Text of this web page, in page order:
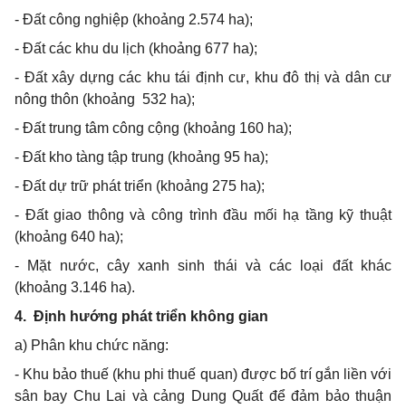
- Đất công nghiệp (khoảng 2.574 ha);
- Đất các khu du lịch (khoảng 677 ha);
- Đất xây dựng các khu tái định cư, khu đô thị và dân cư
nông thôn (khoảng 532 ha);
- Đất trung tâm công cộng (khoảng 160 ha);
- Đất kho tàng tập trung (khoảng 95 ha);
- Đất dự trữ phát triển (khoảng 275 ha);
- Đất giao thông và công trình đầu mối hạ tầng kỹ thuật
(khoảng 640 ha);
- Mặt nước, cây xanh sinh thái và các loại đất khác
(khoảng 3.146 ha).
4. Định hướng phát triển không gian
a) Phân khu chức năng:
- Khu bảo thuế (khu phi thuế quan) được bố trí gắn liền với
sân bay Chu Lai và cảng Dung Quất để đảm bảo thuận